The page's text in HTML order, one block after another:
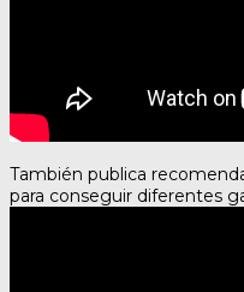
También publica
para conseguir diferentes